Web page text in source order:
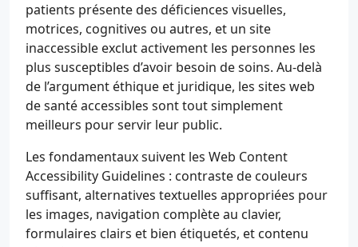
patients présente des déficiences visuelles,
motrices, cognitives ou autres, et un site
inaccessible exclut activement les personnes les
plus susceptibles d’avoir besoin de soins. Au-delà
de l’argument éthique et juridique, les sites web
de santé accessibles sont tout simplement
meilleurs pour servir leur public.
Les fondamentaux suivent les Web Content
Accessibility Guidelines : contraste de couleurs
suffisant, alternatives textuelles appropriées pour
les images, navigation complète au clavier,
formulaires clairs et bien étiquetés, et contenu